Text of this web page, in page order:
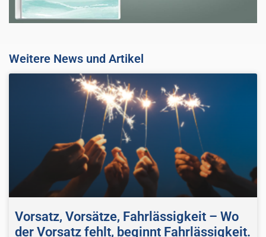
Weitere News und Artikel
Vorsatz, Vorsätze, Fahrlässigkeit – Wo
der Vorsatz fehlt, beginnt Fahrlässigkeit.